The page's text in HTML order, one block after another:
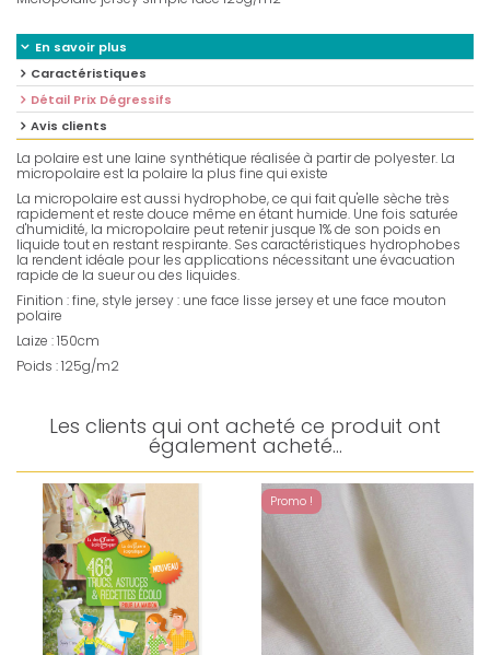
En savoir plus
Caractéristiques
Détail Prix Dégressifs
Avis clients
La polaire est une laine synthétique réalisée à partir de polyester. La
micropolaire est la polaire la plus fine qui existe
La micropolaire est aussi hydrophobe, ce qui fait qu'elle sèche très
rapidement et reste douce même en étant humide. Une fois saturée
d'humidité, la micropolaire peut retenir jusque 1% de son poids en
liquide tout en restant respirante. Ses caractéristiques hydrophobes
la rendent idéale pour les applications nécessitant une évacuation
rapide de la sueur ou des liquides.
Finition : fine, style jersey : une face lisse jersey et une face mouton
polaire
Laize : 150cm
Poids : 125g/m2
Les clients qui ont acheté ce produit ont
également acheté...
Promo !